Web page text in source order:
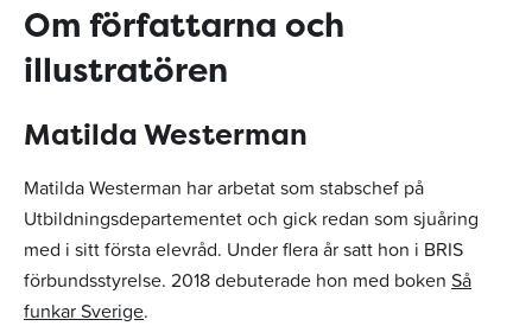
Om författarna och
illustratören
Matilda Westerman
Matilda Westerman har arbetat som stabschef på
Utbildningsdepartementet och gick redan som sjuåring
med i sitt första elevråd. Under flera år satt hon i BRIS
förbundsstyrelse. 2018 debuterade hon med boken Så
funkar Sverige.